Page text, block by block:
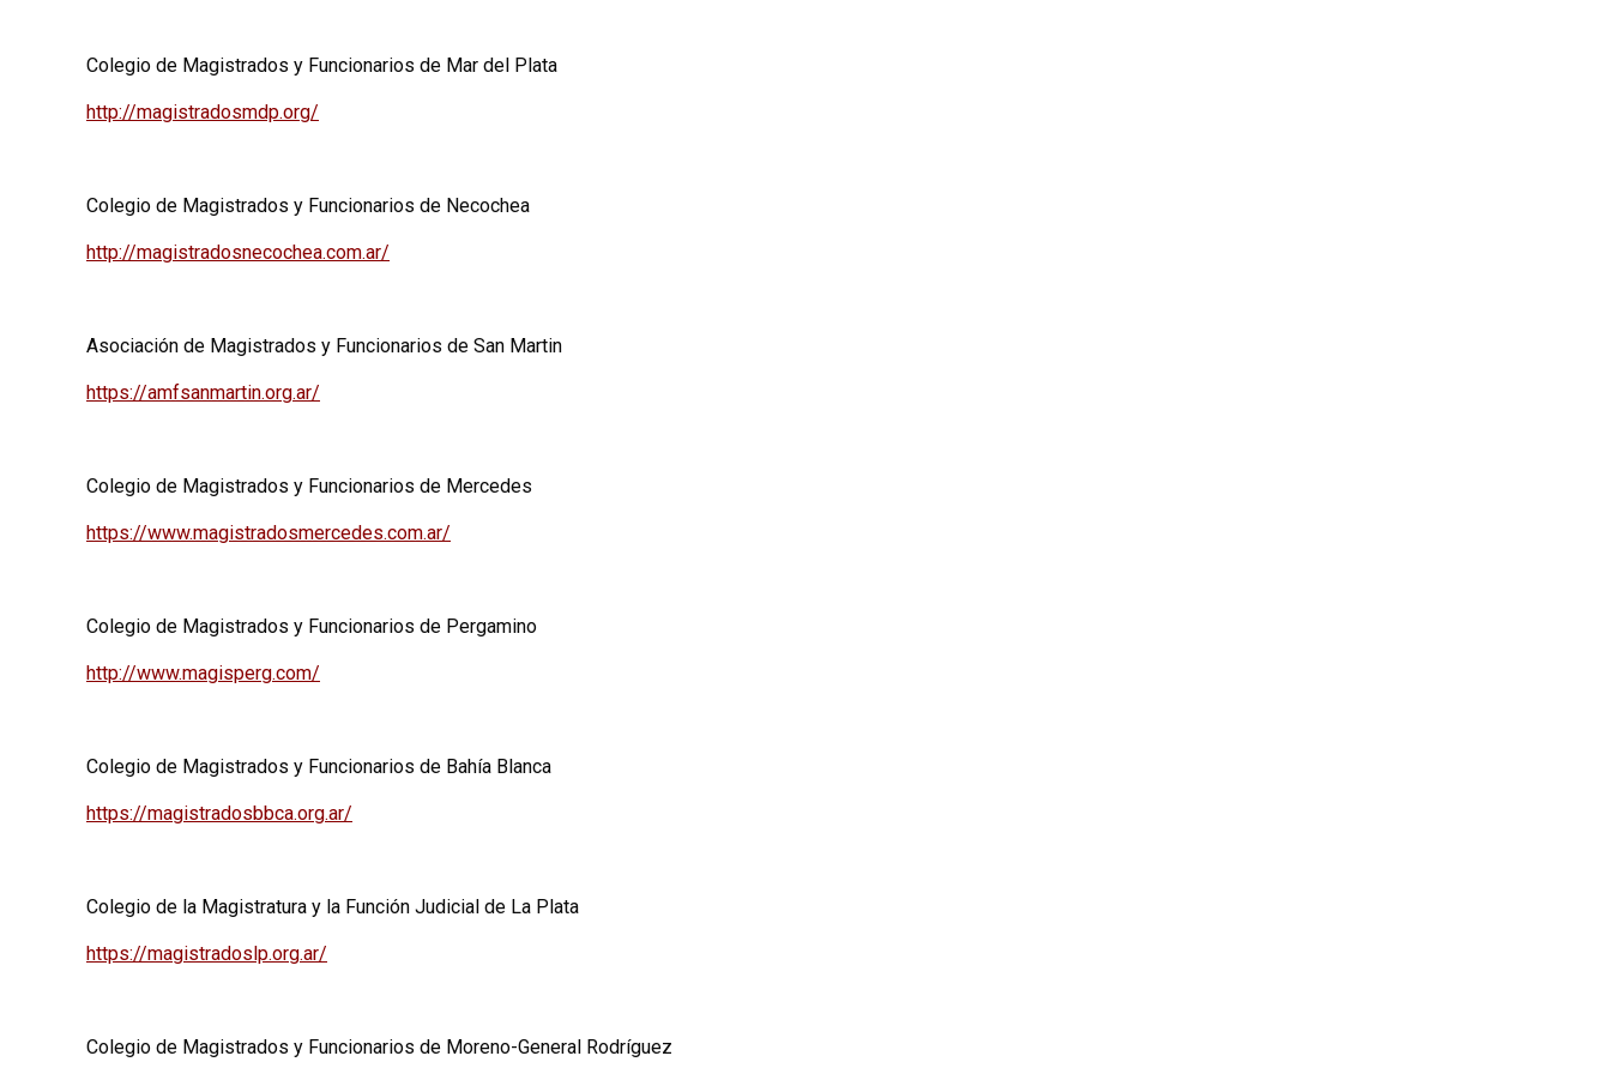
Colegio de Magistrados y Funcionarios de Mar del Plata
http://magistradosmdp.org/
Colegio de Magistrados y Funcionarios de Necochea
http://magistradosnecochea.com.ar/
Asociación de Magistrados y Funcionarios de San Martin
https://amfsanmartin.org.ar/
Colegio de Magistrados y Funcionarios de Mercedes
https://www.magistradosmercedes.com.ar/
Colegio de Magistrados y Funcionarios de Pergamino
http://www.magisperg.com/
Colegio de Magistrados y Funcionarios de Bahía Blanca
https://magistradosbbca.org.ar/
Colegio de la Magistratura y la Función Judicial de La Plata
https://magistradoslp.org.ar/
Colegio de Magistrados y Funcionarios de Moreno-General Rodríguez